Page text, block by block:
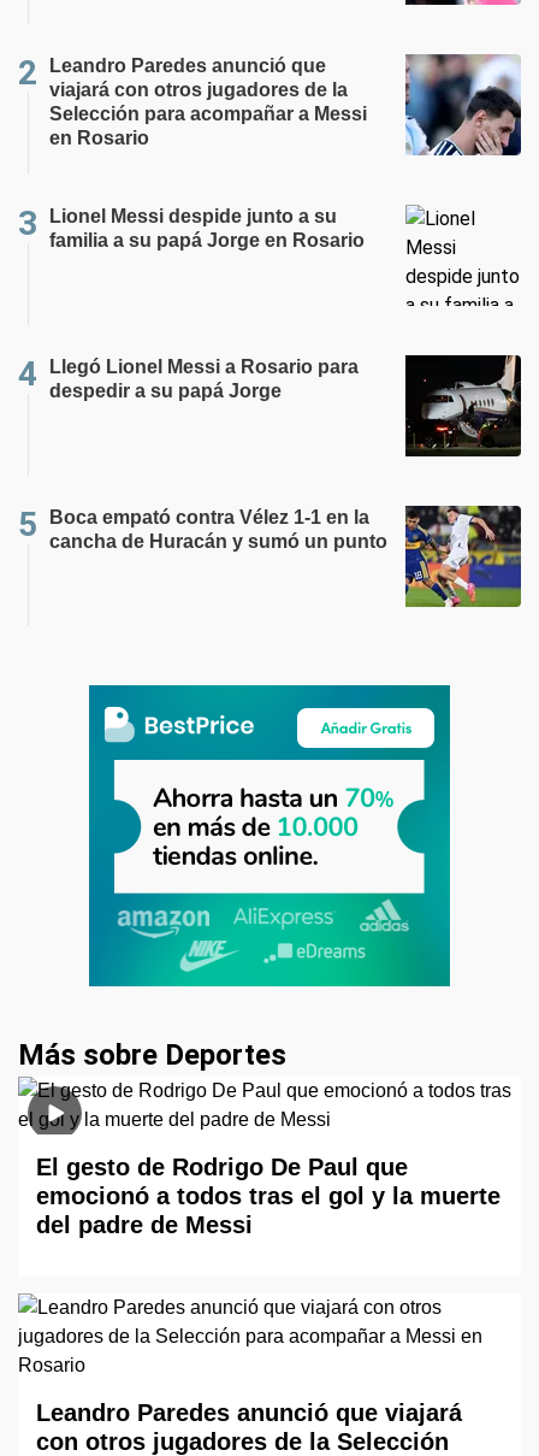
Leandro Paredes anunció que
viajará con otros jugadores de la
Selección para acompañar a Messi
en Rosario
Lionel Messi despide junto a su
familia a su papá Jorge en Rosario
Llegó Lionel Messi a Rosario para
despedir a su papá Jorge
Boca empató contra Vélez 1-1 en la
cancha de Huracán y sumó un punto
Más sobre Deportes
El gesto de Rodrigo De Paul que
emocionó a todos tras el gol y la muerte
del padre de Messi
Leandro Paredes anunció que viajará
con otros jugadores de la Selección